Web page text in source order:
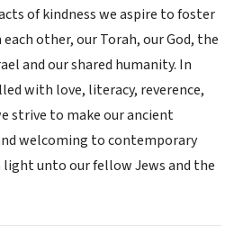
of kindness we aspire to foster
other, our Torah, our God, the
and our shared humanity. In
with love, literacy, reverence,
strive to make our ancient
welcoming to contemporary
light unto our fellow Jews and the